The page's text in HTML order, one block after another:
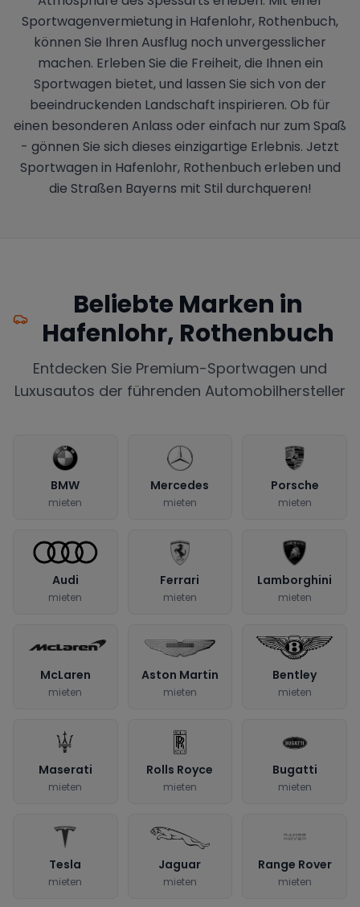
Sportwagenvermietung in Hafenlohr, Rothenbuch,
können Sie Ihren Ausflug noch unvergesslicher
machen. Erleben Sie die Freiheit, die Ihnen ein
Sportwagen bietet, und lassen Sie sich von der
beeindruckenden Landschaft inspirieren. Ob für
einen besonderen Anlass oder einfach nur zum Spaß
- gönnen Sie sich dieses einzigartige Erlebnis. Jetzt
Sportwagen in Hafenlohr, Rothenbuch erleben und
die Straßen Bayerns mit Stil durchqueren!
Beliebte Marken in
Hafenlohr, Rothenbuch
Entdecken Sie Premium-Sportwagen und
Luxusautos der führenden Automobilhersteller
BMW
mieten
Mercedes
mieten
Porsche
mieten
Audi
mieten
Ferrari
mieten
Lamborghini
mieten
McLaren
mieten
Aston Martin
mieten
Bentley
mieten
Maserati
mieten
Rolls Royce
mieten
Bugatti
mieten
Tesla
mieten
Jaguar
mieten
Range Rover
mieten